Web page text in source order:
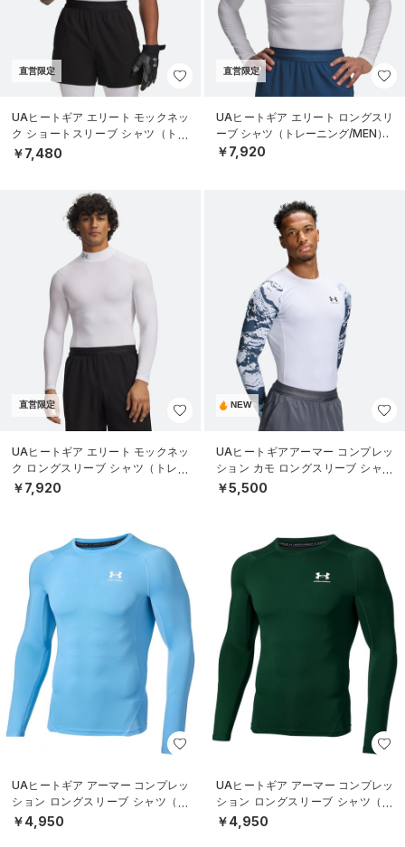
直営限定
UAヒートギア エリート モックネッ
ク ショートスリーブ シャツ（トレ
ーニング/MEN）
￥7,480
直営限定
UAヒートギア エリート ロングスリ
ーブ シャツ（トレーニング/MEN）
￥7,920
直営限定
UAヒートギア エリート モックネッ
ク ロングスリーブ シャツ（トレー
ニング/MEN）
￥7,920
NEW
UAヒートギアアーマー コンプレッ
ション カモ ロングスリーブ シャツ
（トレーニング/MEN）
￥5,500
UAヒートギア アーマー コンプレッ
ション ロングスリーブ シャツ（ト
レーニング/MEN）
￥4,950
UAヒートギア アーマー コンプレッ
ション ロングスリーブ シャツ（ト
レーニング/MEN）
￥4,950